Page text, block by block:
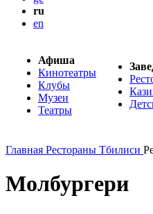
ru
en
Афиша
Кинотеатры
Клубы
Музеи
Театры
Главная Рестораны Тбилиси
Молбургери